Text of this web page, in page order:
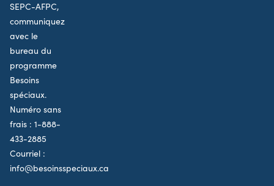
SEPC-AFPC,
communiquez
avec le
bureau du
programme
Besoins
spéciaux.
Numéro sans
frais : 1-888-
433-2885
Courriel :
info@besoinsspeciaux.ca